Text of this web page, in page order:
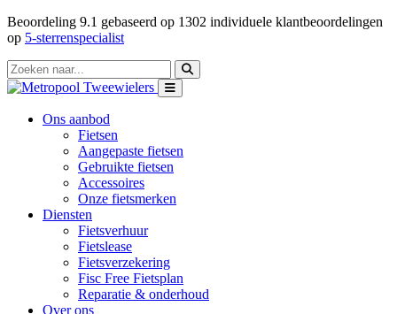
Beoordeling 9.1 gebaseerd op 1302 individuele klantbeoordelingen
op 5-sterrenspecialist
Ons aanbod
Fietsen
Aangepaste fietsen
Gebruikte fietsen
Accessoires
Onze fietsmerken
Diensten
Fietsverhuur
Fietslease
Fietsverzekering
Fisc Free Fietsplan
Reparatie & onderhoud
Over ons